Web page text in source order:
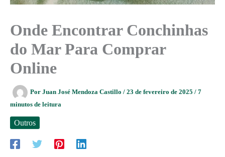
Onde Encontrar Conchinhas
do Mar Para Comprar
Online
Por Juan José Mendoza Castillo / 23 de fevereiro de 2025 / 7
minutos de leitura
Outros